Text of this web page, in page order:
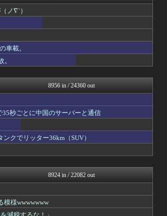
もえるあじあ(･∀･)
竜速（りゅうそく）
...
常識的に考えた
...
あらまめ2ch
... 黒マッチョニュース
ノ∇`）
車載。
8956 in / 24360 out
35秒ごとに中国のサーバーと通信
クでリッター36km（SUV）
8924 in / 22082 out
模様wwwwwww